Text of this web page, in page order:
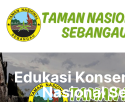
Edukasi
Nasional